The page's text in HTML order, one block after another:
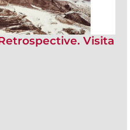
Visita